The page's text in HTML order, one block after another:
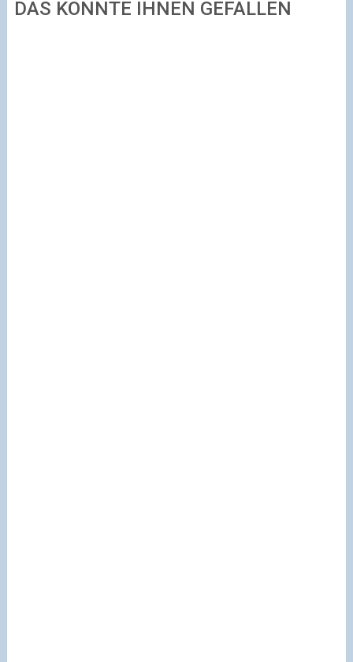
DAS KÖNNTE IHNEN GEFALLEN